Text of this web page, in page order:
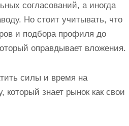
согласований, а иногда
Но стоит учитывать, что
и подбора профиля до
оправдывает вложения.
силы и время на
знает рынок как свои